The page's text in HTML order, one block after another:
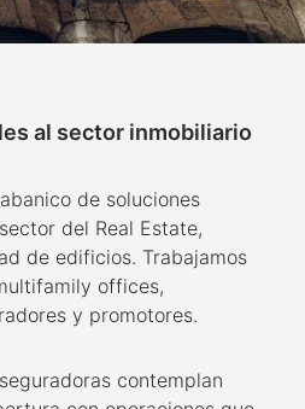
al sector inmobiliario
de soluciones
del Real Estate,
de edificios. Trabajamos
offices,
y promotores.
contemplan